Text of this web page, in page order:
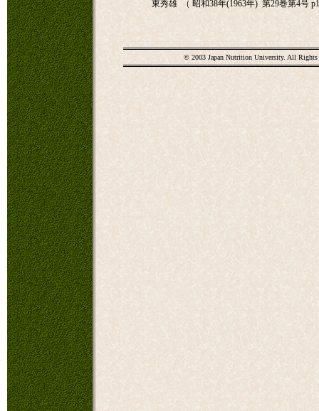
東秀雄 （ 昭和38年(1963年) 第29巻第4号
© 2003 Japan Nutrition University. All Rights